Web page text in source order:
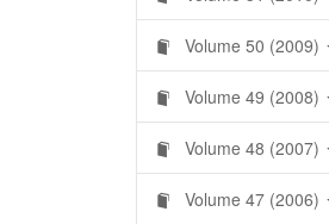
Volume 50 (2009)
Volume 49 (2008)
Volume 48 (2007)
Volume 47 (2006)